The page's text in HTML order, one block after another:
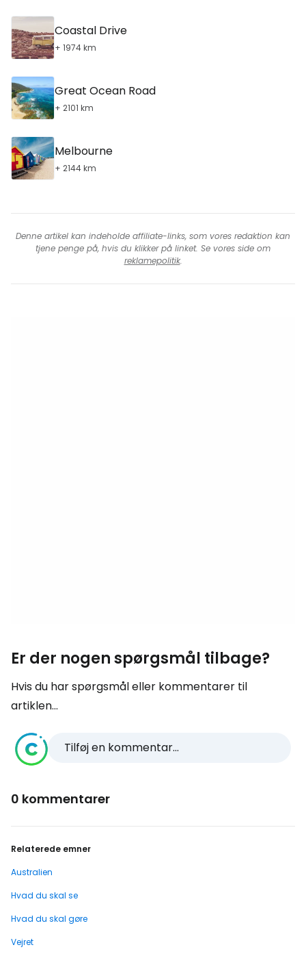
Coastal Drive
+ 1974 km
Great Ocean Road
+ 2101 km
Melbourne
+ 2144 km
Denne artikel kan indeholde affiliate-links, som vores redaktion kan
tjene penge på, hvis du klikker på linket. Se vores side om
reklamepolitik.
Er der nogen spørgsmål tilbage?
Hvis du har spørgsmål eller kommentarer til
artiklen...
Tilføj en kommentar...
0 kommentarer
Relaterede emner
Australien
Hvad du skal se
Hvad du skal gøre
Vejret